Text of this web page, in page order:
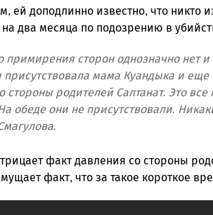
ей доподлинно известно, что никто
два месяца по подозрению в
примирения сторон однозначно нет
присутствовала мама Куандыка и
стороны родителей Салтанат. Это
обеде они не присутствовали.
факт давления со стороны
факт, что за такое короткое